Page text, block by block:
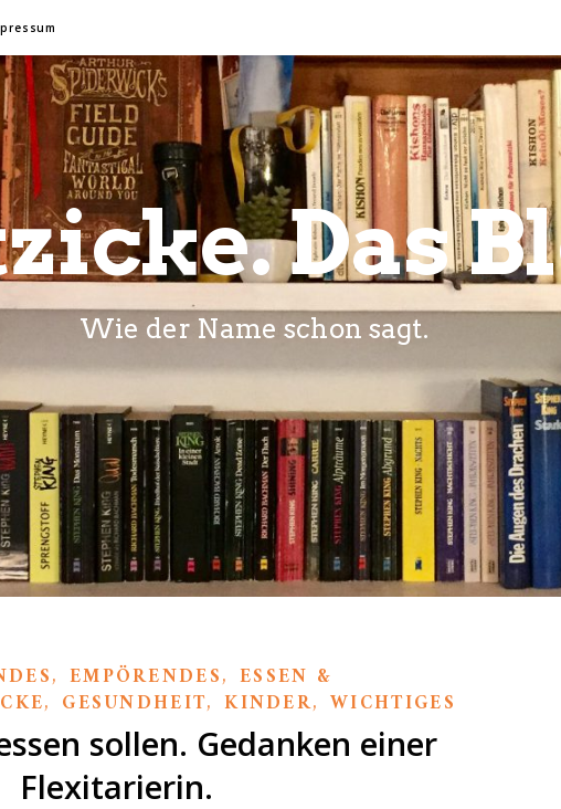
Das
Wie der Name schon sagt.
, EMPÖRENDES, ESSEN &
, GESUNDHEIT,KINDER,WICHTIGES
sollen. Gedanken einer
Flexitarierin.